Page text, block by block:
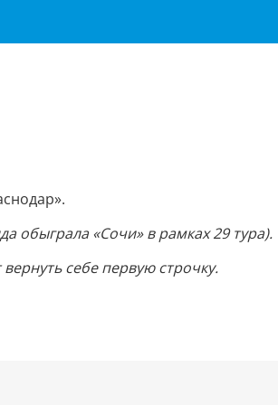
обыграла «Сочи» в рамках 29 тура).
себе первую строчку.